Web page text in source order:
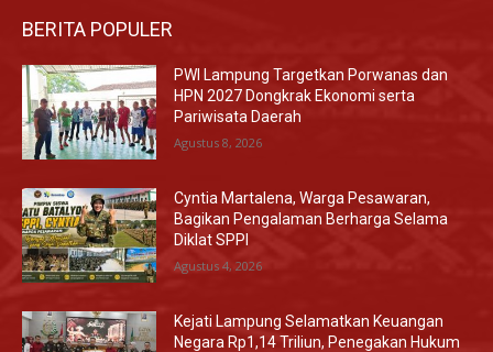
BERITA POPULER
PWI Lampung Targetkan Porwanas dan
HPN 2027 Dongkrak Ekonomi serta
Pariwisata Daerah
Agustus 8, 2026
Cyntia Martalena, Warga Pesawaran,
Bagikan Pengalaman Berharga Selama
Diklat SPPI
Agustus 4, 2026
Kejati Lampung Selamatkan Keuangan
Negara Rp1,14 Triliun, Penegakan Hukum